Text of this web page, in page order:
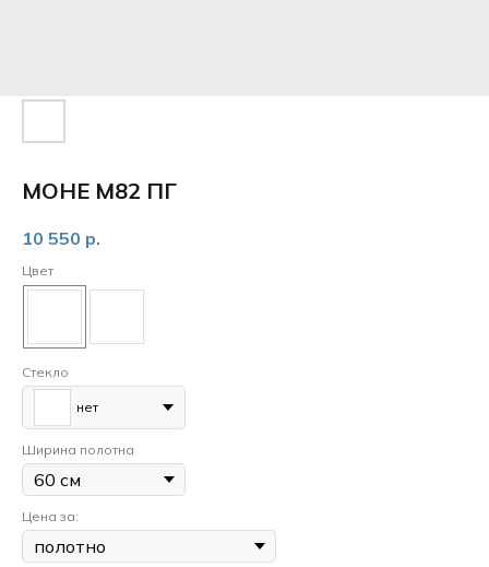
МОНЕ М82 ПГ
10 550 р.
Цвет
Стекло
нет
Ширина полотна
Цена за: